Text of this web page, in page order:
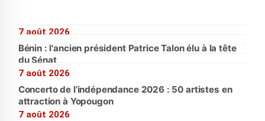
7 août 2026
Bénin : l'ancien président Patrice Talon élu à la tête
du Sénat
7 août 2026
Concerto de l’indépendance 2026 : 50 artistes en
attraction à Yopougon
7 août 2026